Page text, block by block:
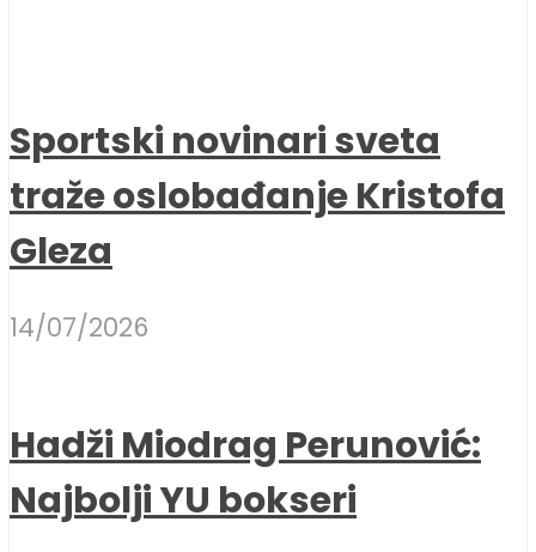
Sportski novinari sveta
traže oslobađanje Kristofa
Gleza
14/07/2026
Hadži Miodrag Perunović:
Najbolji YU bokseri